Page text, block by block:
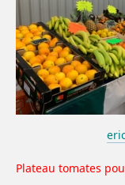
Plateau tomates